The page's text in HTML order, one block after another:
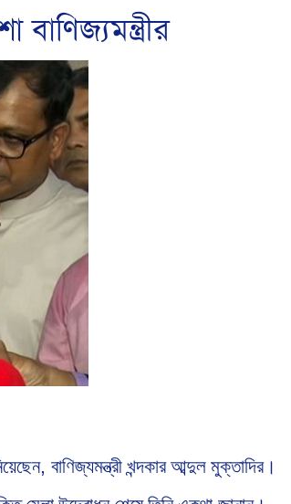
বাণিজ্যমন্ত্রী খন্দকার আব্দুল মুক্তাদির।